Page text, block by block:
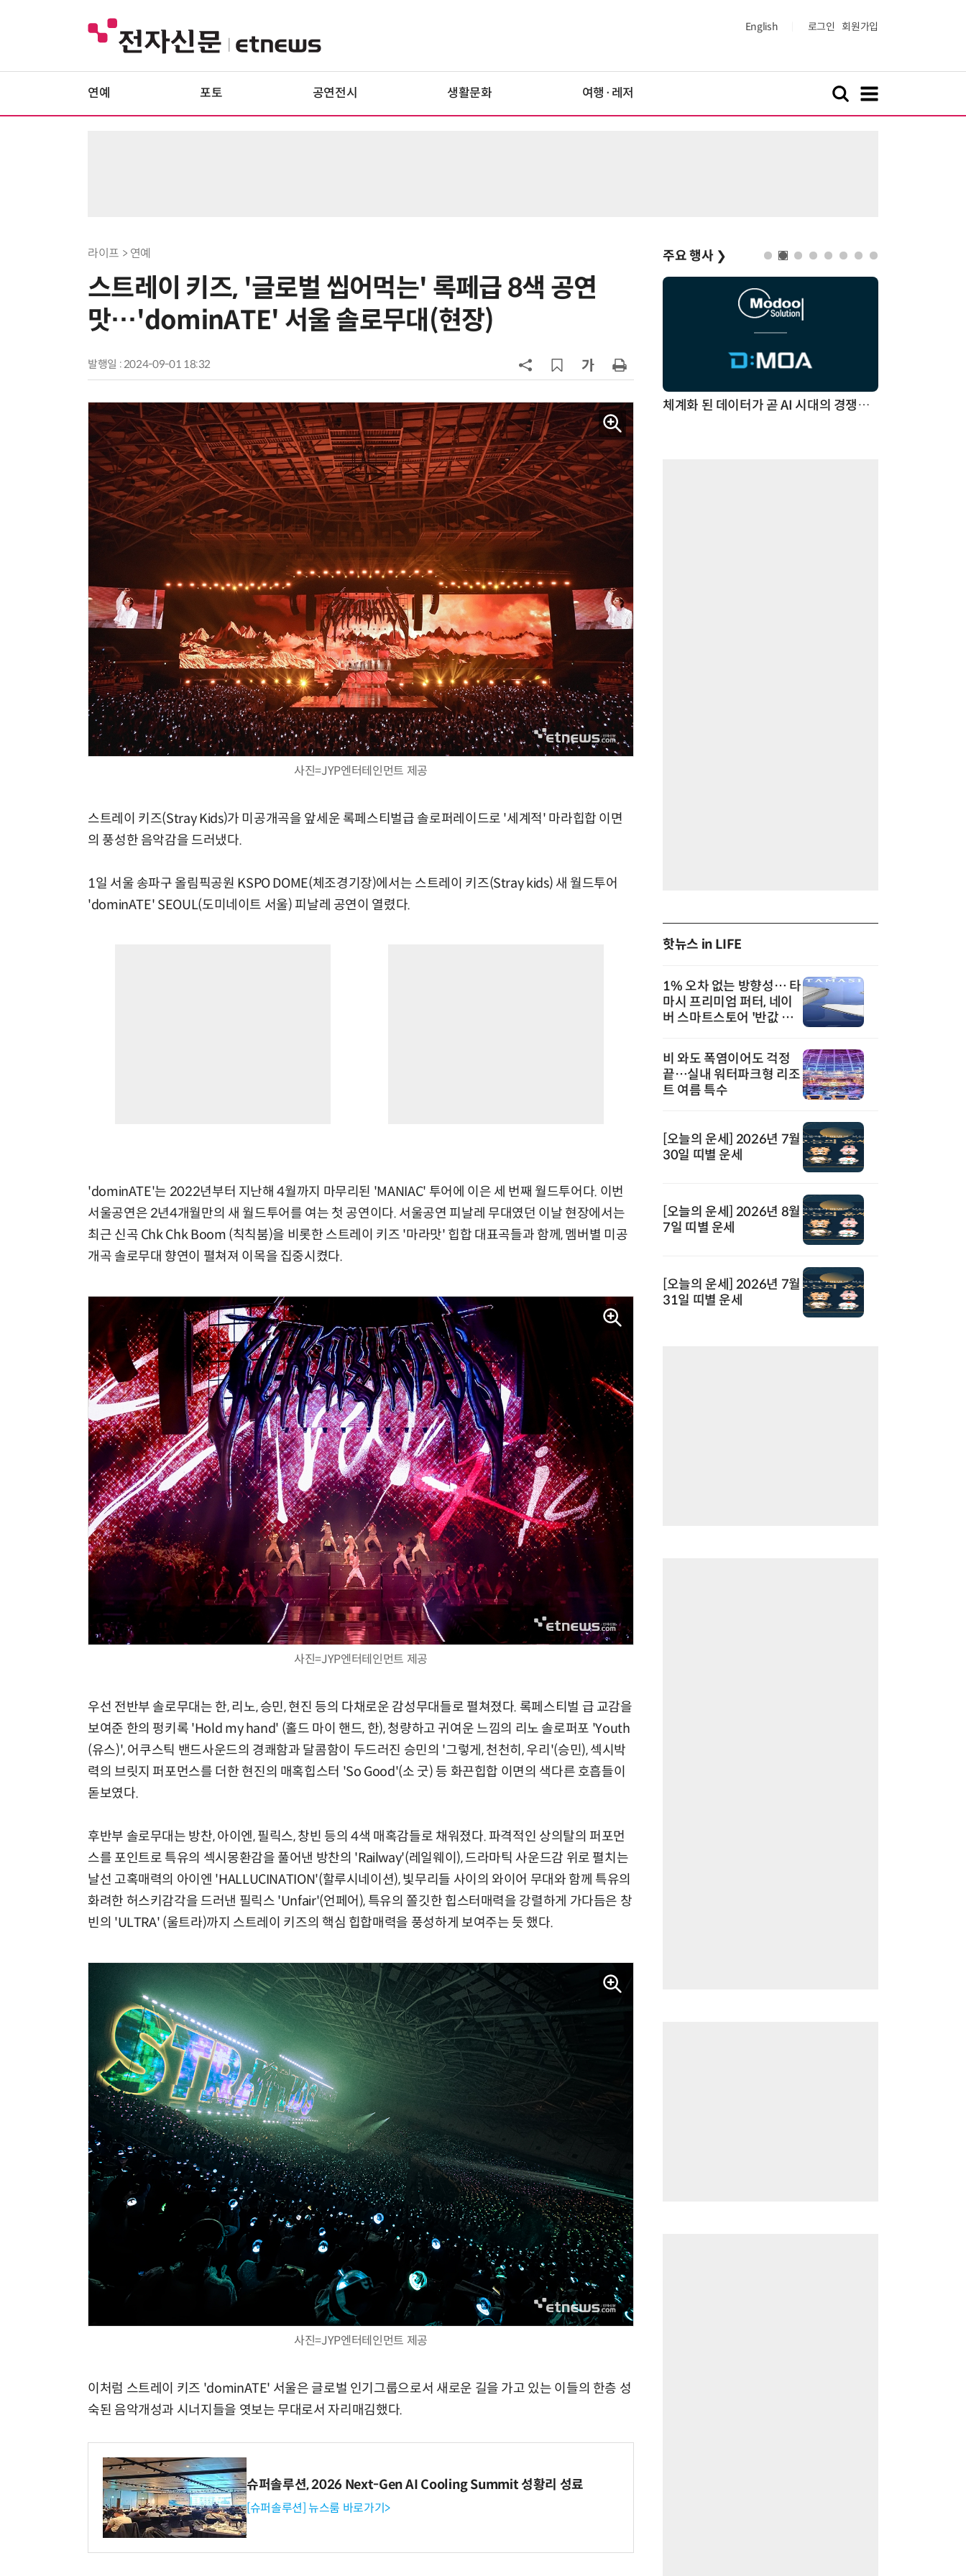
English 로그인 회원가입
연예 포토 공연전시 생활문화 여행·레저
라이프 > 연예
스트레이 키즈, '글로벌 씹어먹는' 록페급 8색 공연
맛…'dominATE' 서울 솔로무대(현장)
발행일 : 2024-09-01 18:32
사진=JYP엔터테인먼트 제공
스트레이 키즈(Stray Kids)가 미공개곡을 앞세운 록페스티벌급 솔로퍼레이드로 '세계적' 마라힙합 이면
의 풍성한 음악감을 드러냈다.
1일 서울 송파구 올림픽공원 KSPO DOME(체조경기장)에서는 스트레이 키즈(Stray kids) 새 월드투어
'dominATE' SEOUL(도미네이트 서울) 피날레 공연이 열렸다.
'dominATE'는 2022년부터 지난해 4월까지 마무리된 'MANIAC' 투어에 이은 세 번째 월드투어다. 이번
서울공연은 2년4개월만의 새 월드투어를 여는 첫 공연이다. 서울공연 피날레 무대였던 이날 현장에서는
최근 신곡 Chk Chk Boom (칙칙붐)을 비롯한 스트레이 키즈 '마라맛' 힙합 대표곡들과 함께, 멤버별 미공
개곡 솔로무대 향연이 펼쳐져 이목을 집중시켰다.
사진=JYP엔터테인먼트 제공
우선 전반부 솔로무대는 한, 리노, 승민, 현진 등의 다채로운 감성무대들로 펼쳐졌다. 록페스티벌 급 교감을
보여준 한의 펑키록 'Hold my hand' (홀드 마이 핸드, 한), 청량하고 귀여운 느낌의 리노 솔로퍼포 'Youth
(유스)', 어쿠스틱 밴드사운드의 경쾌함과 달콤함이 두드러진 승민의 '그렇게, 천천히, 우리'(승민), 섹시박
력의 브릿지 퍼포먼스를 더한 현진의 매혹힙스터 'So Good'(소 굿) 등 화끈힙합 이면의 색다른 호흡들이
돋보였다.
후반부 솔로무대는 방찬, 아이엔, 필릭스, 창빈 등의 4색 매혹감들로 채워졌다. 파격적인 상의탈의 퍼포먼
스를 포인트로 특유의 섹시몽환감을 풀어낸 방찬의 'Railway'(레일웨이), 드라마틱 사운드감 위로 펼치는
날선 고혹매력의 아이엔 'HALLUCINATION'(할루시네이션), 빛무리들 사이의 와이어 무대와 함께 특유의
화려한 허스키감각을 드러낸 필릭스 'Unfair'(언페어), 특유의 쫄깃한 힙스터매력을 강렬하게 가다듬은 창
빈의 'ULTRA' (울트라)까지 스트레이 키즈의 핵심 힙합매력을 풍성하게 보여주는 듯 했다.
사진=JYP엔터테인먼트 제공
이처럼 스트레이 키즈 'dominATE' 서울은 글로벌 인기그룹으로서 새로운 길을 가고 있는 이들의 한층 성
숙된 음악개성과 시너지들을 엿보는 무대로서 자리매김했다.
슈퍼솔루션, 2026 Next-Gen AI Cooling Summit 성황리 성료
[슈퍼솔루션] 뉴스룸 바로가기>
주요 행사 ❯
AI Native Enterprise를 지원하는 AI Ready Data 플랫폼 활용 전략 AI 시대의 옵저버빌리티: GPU·LLM 모니터링부터 AI 기반 장애 대응까지 체계화 된 데이터가 곧 AI 시대의 경쟁력이다
핫뉴스 in LIFE
1% 오차 없는 방향성… 타
마시 프리미엄 퍼터, 네이
버 스마트스토어 '반값 할
비 와도 폭염이어도 걱정
끝…실내 워터파크형 리조
트 여름 특수
[오늘의 운세] 2026년 7월
30일 띠별 운세
[오늘의 운세] 2026년 8월
7일 띠별 운세
[오늘의 운세] 2026년 7월
31일 띠별 운세